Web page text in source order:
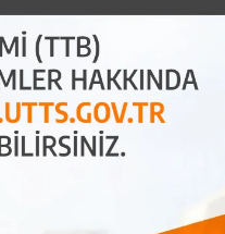
olarak
ile mücadele
göz